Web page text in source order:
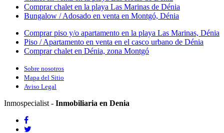
Comprar chalet en la playa Las Marinas de Dénia
Bungalow / Adosado en venta en Montgó, Dénia
Comprar piso y/o apartamento en la playa Las Marinas, Dénia
Piso / Apartamento en venta en el casco urbano de Dénia
Comprar chalet en Dénia, zona Montgó
Sobre nosotros
Mapa del Sitio
Aviso Legal
Inmospecialist - Inmobiliaria en Denia